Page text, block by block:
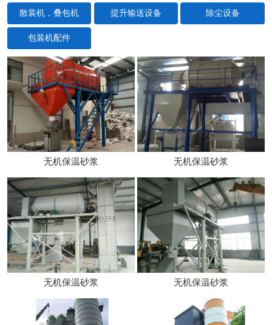
散装机，叠包机 提升输送设备 除尘设备
包装机配件
无机保温砂浆 无机保温砂浆
无机保温砂浆 无机保温砂浆